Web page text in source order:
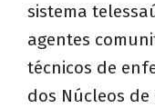
sistema
agentes
técnicos de
dos Núcleos de